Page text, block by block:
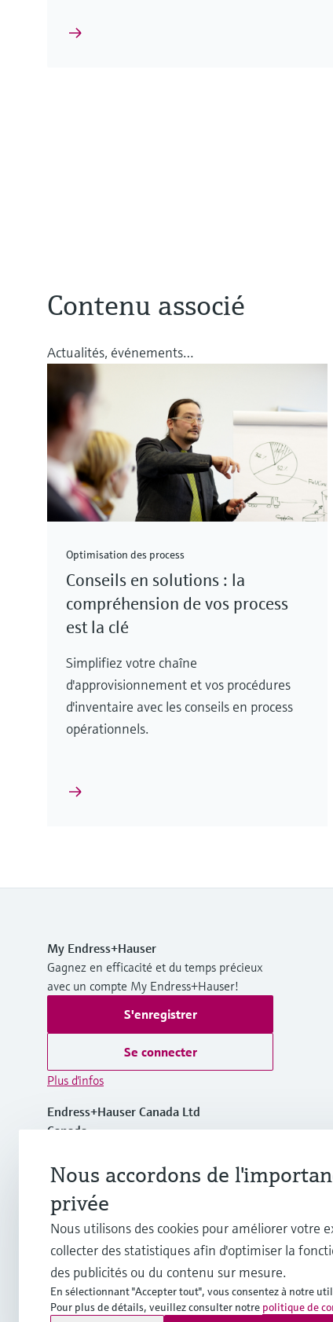
Contenu associé
Actualités, événements…
Optimisation des process
Conseils en solutions : la
compréhension de vos process
est la clé
Simplifiez votre chaîne
d'approvisionnement et vos procédures
d'inventaire avec les conseils en process
opérationnels.
My Endress+Hauser
Gagnez en efficacité et du temps précieux
avec un compte My Endress+Hauser!
S'enregistrer
Se connecter
Plus d'infos
Endress+Hauser Canada Ltd
Canada
+1-905-681-9292
+1-800-668-3199
info.ca@endress.com
Nous accordons de
privée
Nous utilisons des cookies pour améliorer votre
collecter des statistiques afin d'optimiser la
des publicités ou du contenu sur mesure.
En sélectionnant "Accepter tout", vous consentez à notre
Pour plus de détails, veuillez consulter notre politique de